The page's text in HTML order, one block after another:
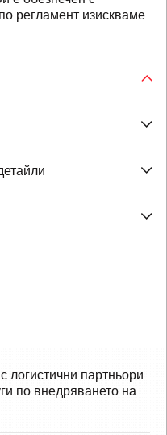
регламент изискваме
партньори
по внедряването на